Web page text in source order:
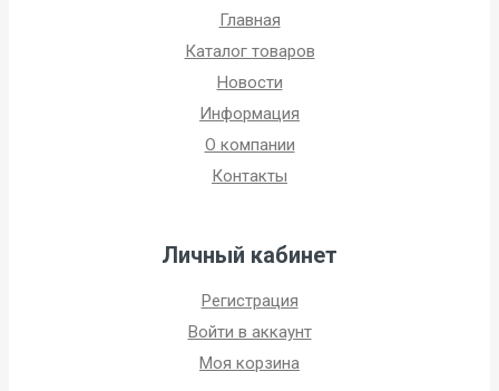
Главная
Каталог товаров
Новости
Информация
О компании
Контакты
Личный кабинет
Регистрация
Войти в аккаунт
Моя корзина